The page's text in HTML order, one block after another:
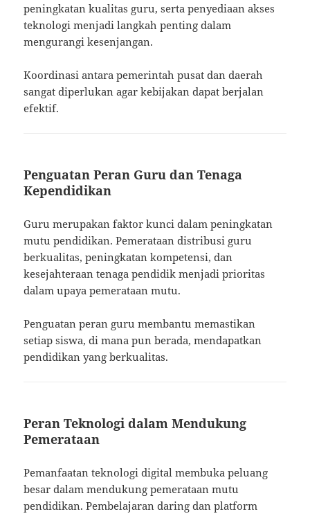
peningkatan kualitas guru, serta penyediaan akses
teknologi menjadi langkah penting dalam
mengurangi kesenjangan.
Koordinasi antara pemerintah pusat dan daerah
sangat diperlukan agar kebijakan dapat berjalan
efektif.
Penguatan Peran Guru dan Tenaga
Kependidikan
Guru merupakan faktor kunci dalam peningkatan
mutu pendidikan. Pemerataan distribusi guru
berkualitas, peningkatan kompetensi, dan
kesejahteraan tenaga pendidik menjadi prioritas
dalam upaya pemerataan mutu.
Penguatan peran guru membantu memastikan
setiap siswa, di mana pun berada, mendapatkan
pendidikan yang berkualitas.
Peran Teknologi dalam Mendukung
Pemerataan
Pemanfaatan teknologi digital membuka peluang
besar dalam mendukung pemerataan mutu
pendidikan. Pembelajaran daring dan platform